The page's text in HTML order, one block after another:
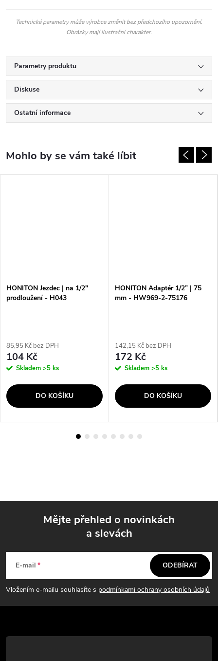
Technické parametry může výrobce změnit bez předchozího upozornění.
Obrázky mají ilustrační charakter.
Parametry produktu
Diskuse
Ostatní informace
HONITON Jezdec | na 1/2"
prodloužení - H043
85,95 Kč bez DPH
104 Kč
Skladem >5 ks
DO KOŠÍKU
HONITON Adaptér 1/2” | 75
mm - HW969-2-75176
142,15 Kč bez DPH
172 Kč
Skladem >5 ks
DO KOŠÍKU
p
a
t
Mějte přehled o novinkách
a slevách
E-mail
Vložením e-mailu souhlasíte s podmínkami ochrany osobních údajů
ODEBÍRAT